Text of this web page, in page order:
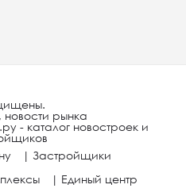
рынка
- каталог новостроек и
| Застройщики
| Единый центр